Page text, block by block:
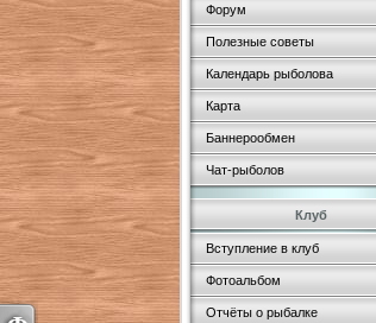
Форум
Полезные советы
Календарь рыболова
Карта
Баннерообмен
Чат-рыболов
Клуб
Вступление в клуб
Фотоальбом
Отчёты о рыбалке